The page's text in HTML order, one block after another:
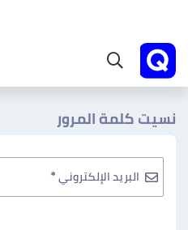
نسيت كلمة المرور
البريد الإلكتروني *